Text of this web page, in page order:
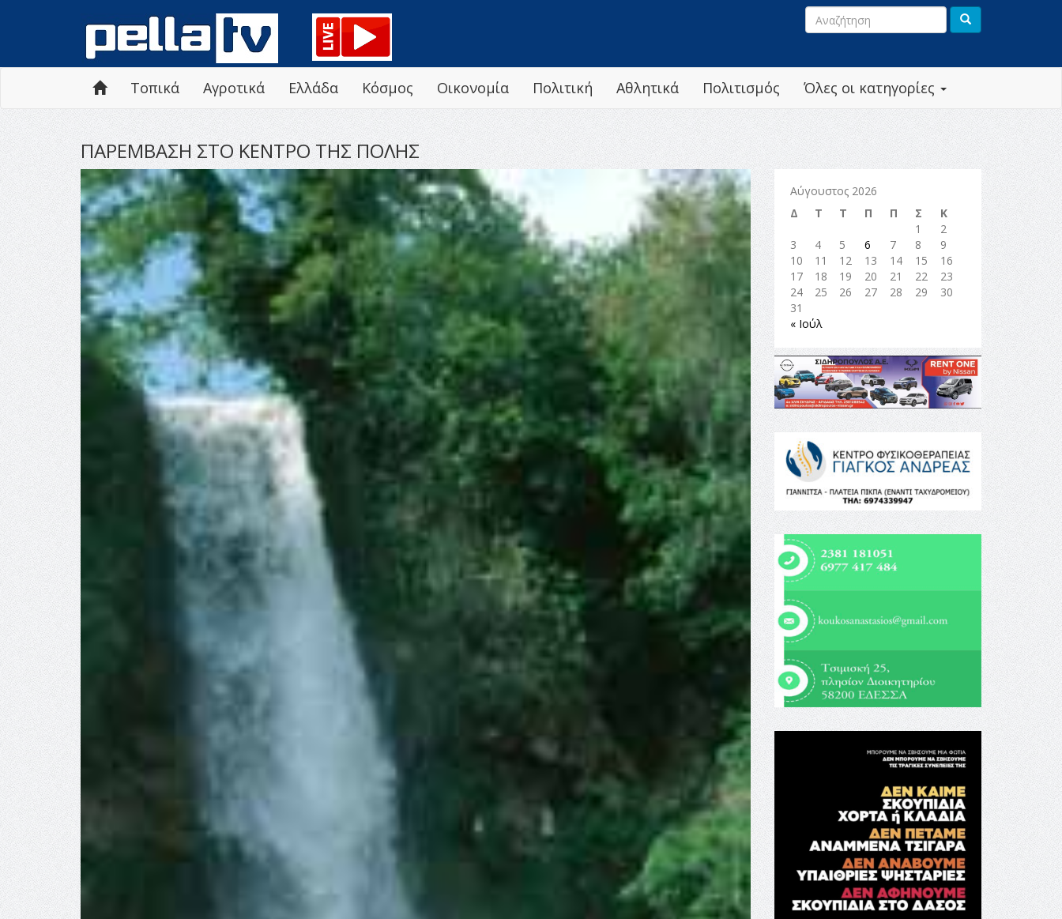
Όλες οι κατηγορίες
Τοπικά Αγροτικά Ελλάδα Κόσμος Οικονομία Πολιτική Αθλητικά Πολιτισμός
ΠΑΡΕΜΒΑΣΗ ΣΤΟ ΚΕΝΤΡΟ ΤΗΣ ΠΟΛΗΣ
Αύγουστος 2026
Δ
Τ Τ Π Π Σ
Κ
1
2
3
4 5 6 7 8
9
10
11 12 13 14 15
16
17
18 19 20 21 22
23
24
25 26 27 28 29
30
31
« Ιούλ